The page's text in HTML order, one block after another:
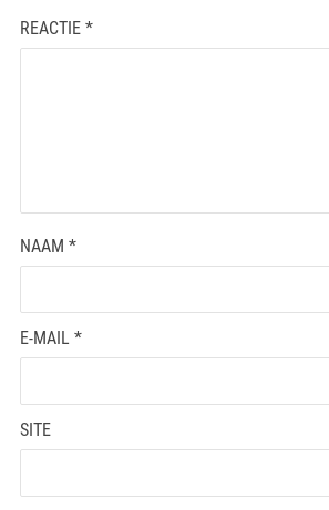
REACTIE *
NAAM *
E-MAIL *
SITE